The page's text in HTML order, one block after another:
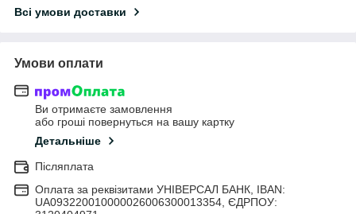
Всі умови доставки
Умови оплати
Ви отримаєте замовлення
або гроші повернуться на вашу картку
Детальніше
Післяплата
Оплата за реквізитами УНІВЕРСАЛ БАНК, IBAN:
UA093220010000026006300013354, ЄДРПОУ: